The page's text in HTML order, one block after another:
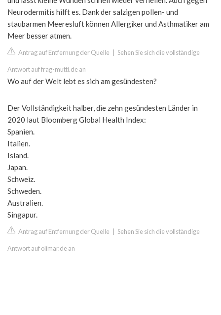
Neurodermitis hilft es. Dank der salzigen pollen- und
staubarmen Meeresluft können Allergiker und Asthmatiker am
Meer besser atmen.
Antrag auf Entfernung der Quelle Sehen Sie sich die vollständige
Antwort auf frag-mutti.de an
Wo auf der Welt lebt es sich am gesündesten?
Der Vollständigkeit halber, die zehn gesündesten Länder in
2020 laut Bloomberg Global Health Index:
Spanien.
Italien.
Island.
Japan.
Schweiz.
Schweden.
Australien.
Singapur.
Antrag auf Entfernung der Quelle Sehen Sie sich die vollständige
Antwort auf olimar.de an